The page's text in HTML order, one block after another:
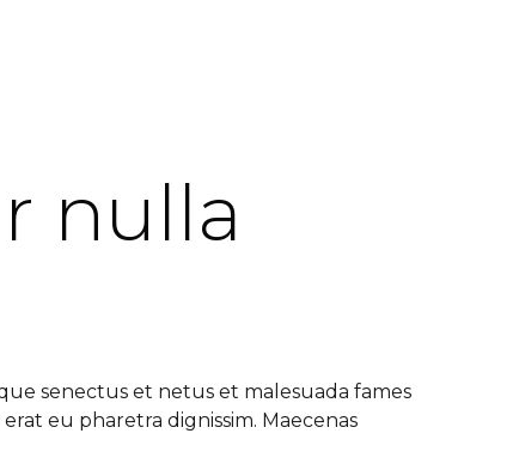
nulla
senectus et netus et malesuada fames
eu pharetra dignissim. Maecenas